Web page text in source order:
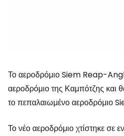
Το αεροδρόμιο Siem Reap-
αεροδρόμιο της Καμπότζης και
το πεπαλαιωμένο αεροδρόμιο
Το νέο αεροδρόμιο χτίστηκε σε